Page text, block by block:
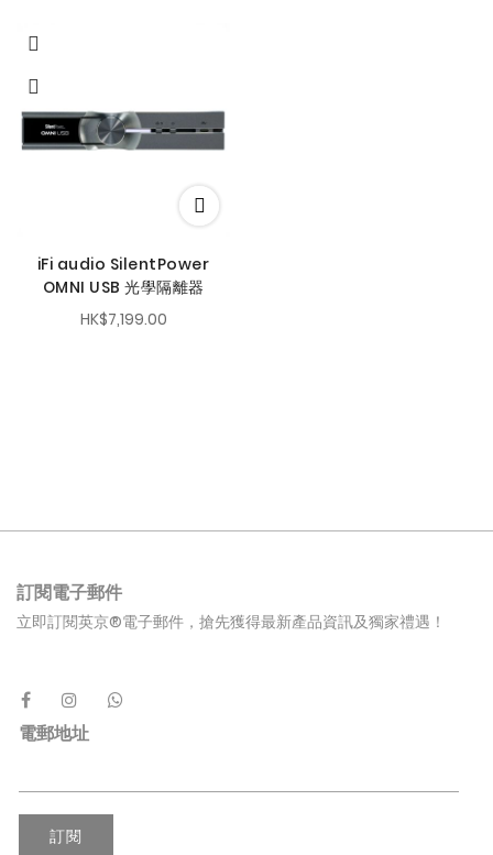
iFi audio SilentPower
OMNI USB 光學隔離器
HK$7,199.00
訂閱電子郵件
立即訂閱英京®電子郵件，搶先獲得最新產品資訊及獨家禮遇！
電郵地址
訂閱